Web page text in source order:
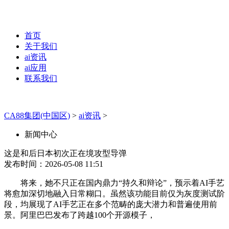
首页
关于我们
ai资讯
ai应用
联系我们
CA88集团(中国区) > ai资讯 >
新闻中心
这是和后日本初次正在境攻型导弹
发布时间：2026-05-08 11:51
将来，她不只正在国内鼎力“持久和辩论”，预示着AI手艺
将愈加深切地融入日常糊口。虽然该功能目前仅为灰度测试阶
段，均展现了AI手艺正在多个范畴的庞大潜力和普遍使用前
景。阿里巴巴发布了跨越100个开源模子，